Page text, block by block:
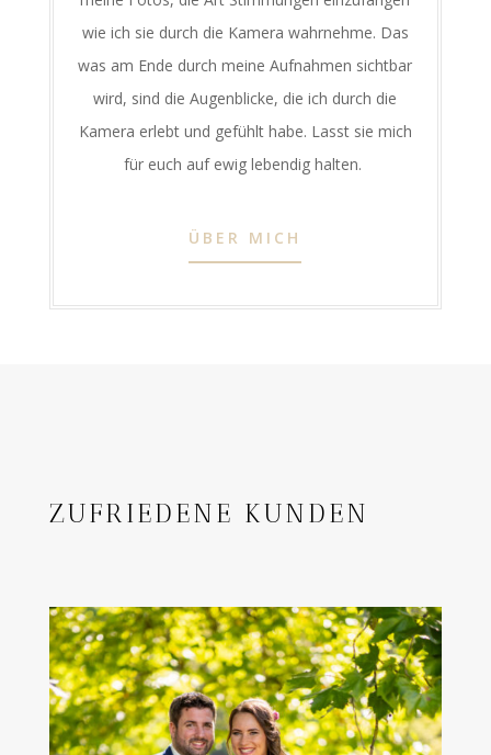
wie ich sie durch die Kamera wahrnehme. Das
was am Ende durch meine Aufnahmen sichtbar
wird, sind die Augenblicke, die ich durch die
Kamera erlebt und gefühlt habe. Lasst sie mich
für euch auf ewig lebendig halten.
ÜBER MICH
ZUFRIEDENE KUNDEN